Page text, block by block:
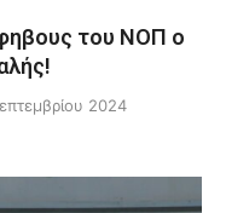
του ΝΟΠ ο
2024